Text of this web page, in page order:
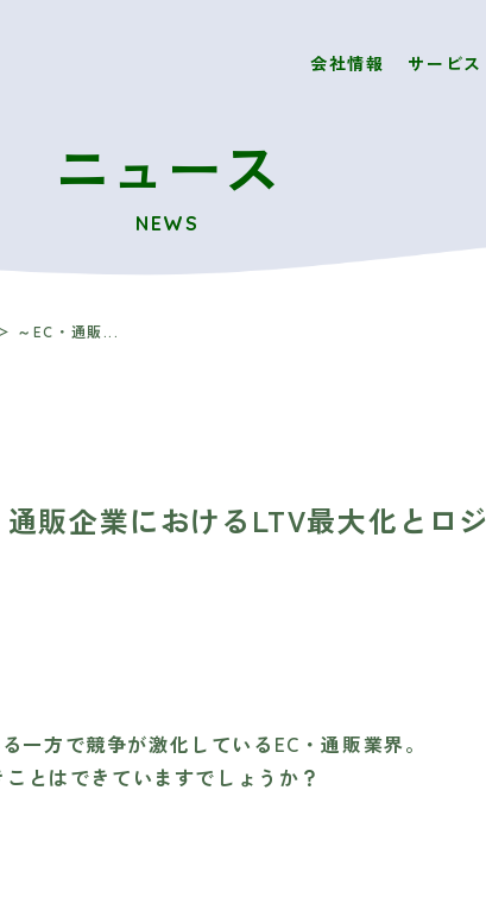
会社情報 サービス
ニュース
NEWS
～EC・通販...
販企業におけるLTV最大化とロジ
方で競争が激化しているEC・通販業界。
とはできていますでしょうか？